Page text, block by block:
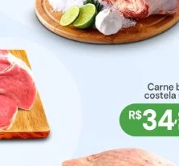
solicita ao Poder
de pessoas, como as
saúde, Centro